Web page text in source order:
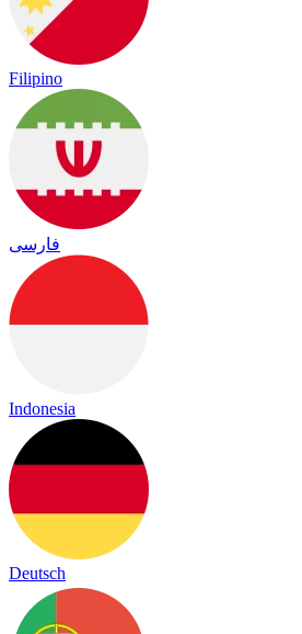
Filipino
فارسی
Indonesia
Deutsch